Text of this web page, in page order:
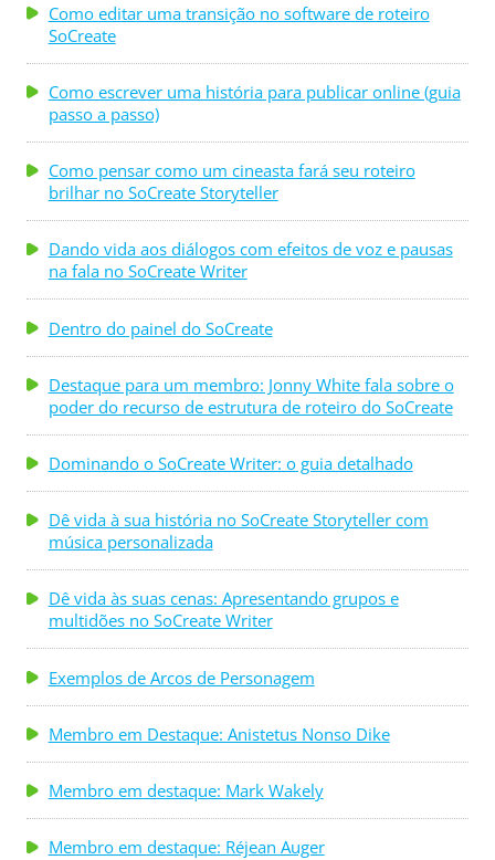
Como editar uma transição no software de roteiro
SoCreate
Como escrever uma história para publicar online (guia
passo a passo)
Como pensar como um cineasta fará seu roteiro
brilhar no SoCreate Storyteller
Dando vida aos diálogos com efeitos de voz e pausas
na fala no SoCreate Writer
Dentro do painel do SoCreate
Destaque para um membro: Jonny White fala sobre o
poder do recurso de estrutura de roteiro do SoCreate
Dominando o SoCreate Writer: o guia detalhado
Dê vida à sua história no SoCreate Storyteller com
música personalizada
Dê vida às suas cenas: Apresentando grupos e
multidões no SoCreate Writer
Exemplos de Arcos de Personagem
Membro em Destaque: Anistetus Nonso Dike
Membro em destaque: Mark Wakely
Membro em destaque: Réjean Auger